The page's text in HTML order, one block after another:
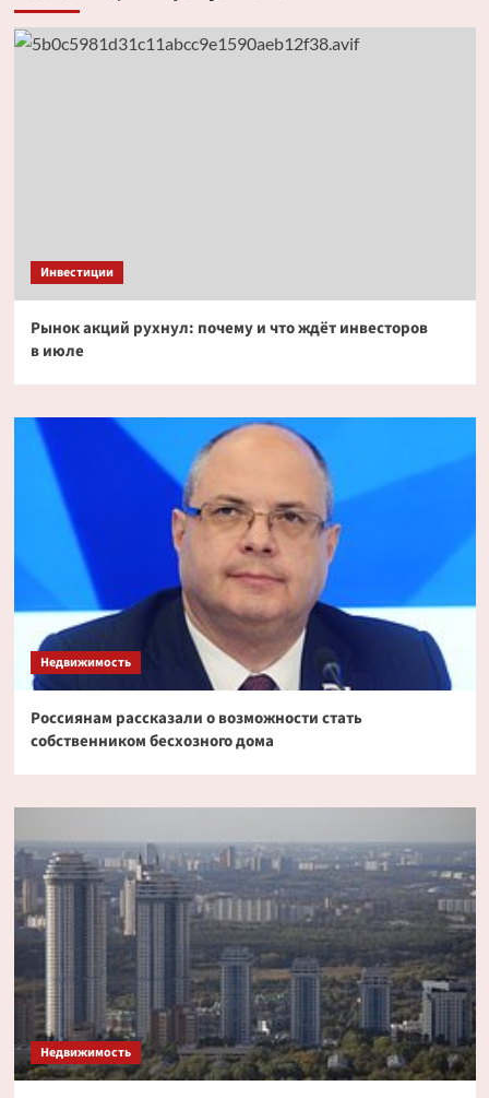
Инвестиции
Рынок акций рухнул: почему и что ждёт инвесторов
в июле
Недвижимость
Россиянам рассказали о возможности стать
собственником бесхозного дома
Недвижимость